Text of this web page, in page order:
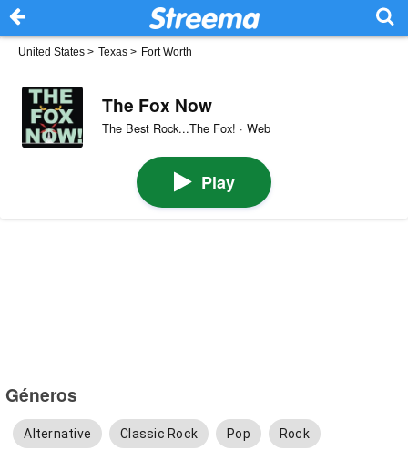
United States > Texas > Fort Worth
The Fox Now
The Best Rock...The Fox! · Web
Play
Géneros
Alternative Classic Rock Pop Rock